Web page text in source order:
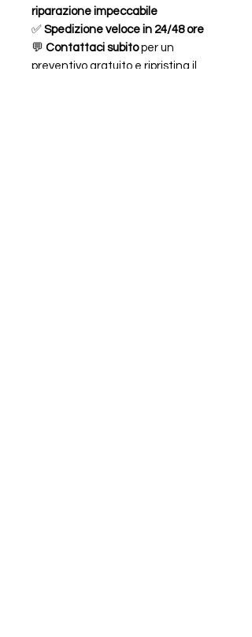
riparazione impeccabile
✅ Spedizione veloce in 24/48 ore
💬 Contattaci subitoper un
preventivo gratuito e ripristina il